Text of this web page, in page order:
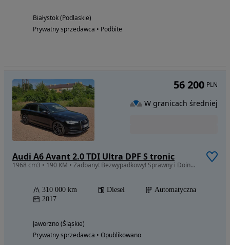
Białystok (Podlaskie)
Prywatny sprzedawca • Podbite
Audi A6 Avant 2.0 TDI Ultra DPF S tronic
1968 cm3 • 190 KM • Zadbany! Bezwypadkowy! Sprawny i Doinwestowany!
310 000 km Diesel
Automatyczna
2017
Jaworzno (Śląskie)
Prywatny sprzedawca • Opublikowano
56 200 PLN
W granicach średniej